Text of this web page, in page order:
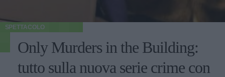
SPETTACOLO
Only Murders in the Building:
tutto sulla nuova serie crime con